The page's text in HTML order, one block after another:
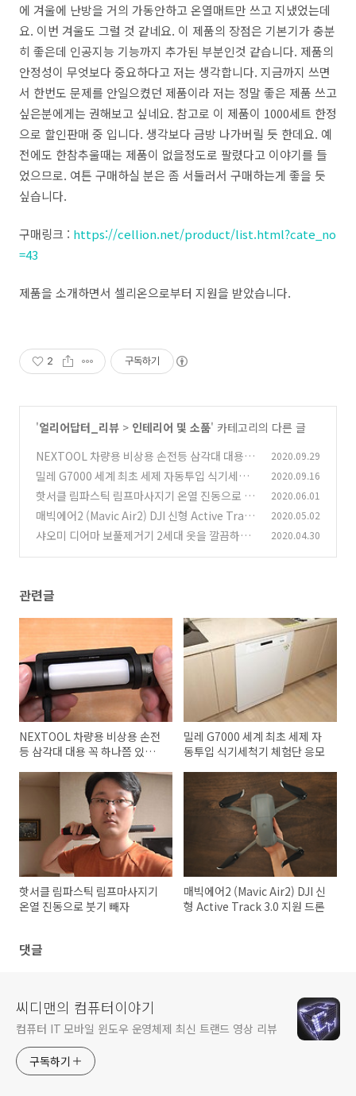
에 겨울에 난방을 거의 가동안하고 온열매트만 쓰고 지냈었는데
요. 이번 겨울도 그럴 것 같네요. 이 제품의 장점은 기본기가 충분
히 좋은데 인공지능 기능까지 추가된 부분인것 같습니다. 제품의
안정성이 무엇보다 중요하다고 저는 생각합니다. 지금까지 쓰면
서 한번도 문제를 안일으켰던 제품이라 저는 정말 좋은 제품 쓰고
싶은분에게는 권해보고 싶네요. 참고로 이 제품이 1000세트 한정
으로 할인판매 중 입니다. 생각보다 금방 나가버릴 듯 한데요. 예
전에도 한참추울때는 제품이 없을정도로 팔렸다고 이야기를 들
었으므로. 여튼 구매하실 분은 좀 서둘러서 구매하는게 좋을 듯
싶습니다.
구매링크 : https://cellion.net/product/list.html?cate_no
=43
제품을 소개하면서 셀리온으로부터 지원을 받았습니다.
2 구독하기
'얼리어답터_리뷰 > 인테리어 및 소품' 카테고리의 다른 글
NEXTOOL 차량용 비상용 손전등 삼각대 대용 꼭
하나쯤 있어야 하는 필수품
(1)
2020.09.29
밀레 G7000 세계 최초 세제 자동투입 식기세척
기 체험단 응모
(0)
2020.09.16
핫서클 림파스틱 림프마사지기 온열 진동으로 붓
기 빼자 (2)
2020.06.01
매빅에어2 (Mavic Air2) DJI 신형 Active Track
3.0 지원 드론
(1)
2020.05.02
샤오미 디어마 보풀제거기 2세대 옷을 깔끔하게
2020.04.30
관련글
NEXTOOL 차량용 비상용 손전
등 삼각대 대용 꼭 하나쯤 있어
밀레 G7000 세계 최초 세제 자
동투입 식기세척기 체험단 응모
핫서클 림파스틱 림프마사지기
온열 진동으로 붓기 빼자
매빅에어2 (Mavic Air2) DJI 신
형 Active Track 3.0 지원 드론
댓글
씨디맨의 컴퓨터이야기
컴퓨터 IT 모바일 윈도우 운영체제 최신 트랜드 영상 리뷰
구독하기